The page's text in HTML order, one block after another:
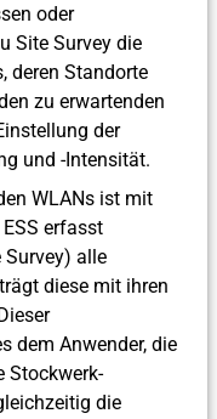
oder
Site Survey die
deren Standorte
zu erwartenden
der
und -Intensität.
WLANs ist mit
erfasst
Survey) alle
diese mit ihren
dem Anwender, die
Stockwerk-
die